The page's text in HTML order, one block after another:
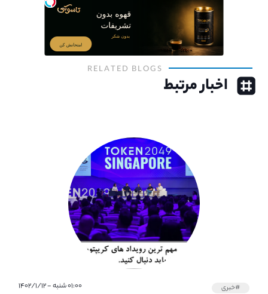
RELATED BLOGS
اخبار مرتبط
#خبری ۰۱:۰۰ شنبه - ۱۴۰۲/۱/۱۲